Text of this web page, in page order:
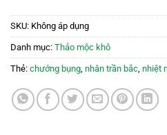
SKU: Không áp dụng
Danh mục: Thảo mộc khô
Thẻ: chướng bụng nhân trần bắc nhiệt